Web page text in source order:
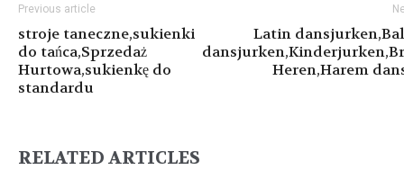
Previous article
stroje taneczne,sukienki
do tańca,Sprzedaż
Hurtowa,sukienkę do
standardu
Latin
Heren,Harem
RELATED ARTICLES